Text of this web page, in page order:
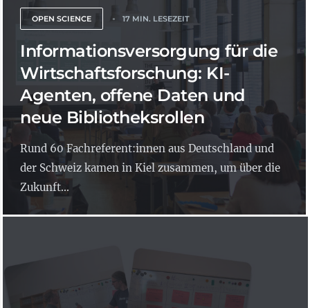
OPEN SCIENCE 17 MIN. LESEZEIT
Informationsversorgung für die
Wirtschaftsforschung: KI-
Agenten, offene Daten und
neue Bibliotheksrollen
Rund 60 Fachreferent:innen aus Deutschland und
der Schweiz kamen in Kiel zusammen, um über die
Zukunft...